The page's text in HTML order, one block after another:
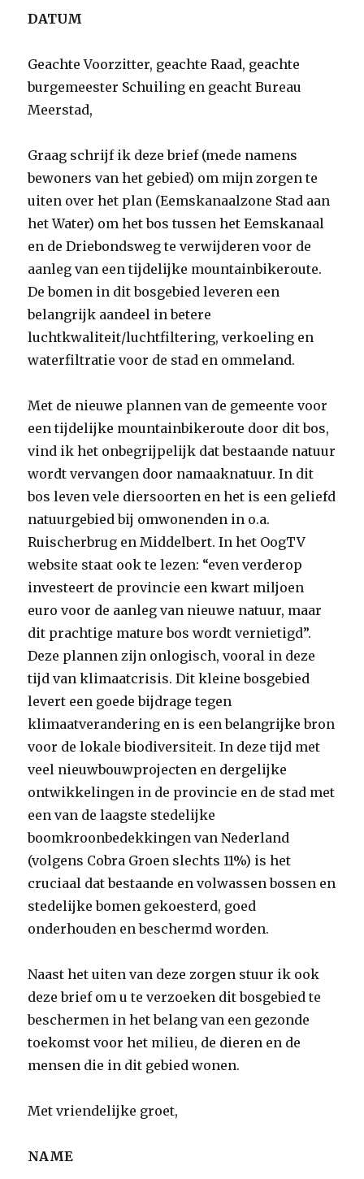
DATUM
Geachte Voorzitter, geachte Raad, geachte
burgemeester Schuiling en geacht Bureau
Meerstad,
Graag schrijf ik deze brief (mede namens
bewoners van het gebied) om mijn zorgen te
uiten over het plan (Eemskanaalzone Stad aan
het Water) om het bos tussen het Eemskanaal
en de Driebondsweg te verwijderen voor de
aanleg van een tijdelijke mountainbikeroute.
De bomen in dit bosgebied leveren een
belangrijk aandeel in betere
luchtkwaliteit/luchtfiltering, verkoeling en
waterfiltratie voor de stad en ommeland.
Met de nieuwe plannen van de gemeente voor
een tijdelijke mountainbikeroute door dit bos,
vind ik het onbegrijpelijk dat bestaande natuur
wordt vervangen door namaaknatuur. In dit
bos leven vele diersoorten en het is een geliefd
natuurgebied bij omwonenden in o.a.
Ruischerbrug en Middelbert. In het OogTV
website staat ook te lezen: “even verderop
investeert de provincie een kwart miljoen
euro voor de aanleg van nieuwe natuur, maar
dit prachtige mature bos wordt vernietigd”.
Deze plannen zijn onlogisch, vooral in deze
tijd van klimaatcrisis. Dit kleine bosgebied
levert een goede bijdrage tegen
klimaatverandering en is een belangrijke bron
voor de lokale biodiversiteit. In deze tijd met
veel nieuwbouwprojecten en dergelijke
ontwikkelingen in de provincie en de stad met
een van de laagste stedelijke
boomkroonbedekkingen van Nederland
(volgens Cobra Groen slechts 11%) is het
cruciaal dat bestaande en volwassen bossen en
stedelijke bomen gekoesterd, goed
onderhouden en beschermd worden.
Naast het uiten van deze zorgen stuur ik ook
deze brief om u te verzoeken dit bosgebied te
beschermen in het belang van een gezonde
toekomst voor het milieu, de dieren en de
mensen die in dit gebied wonen.
Met vriendelijke groet,
NAME